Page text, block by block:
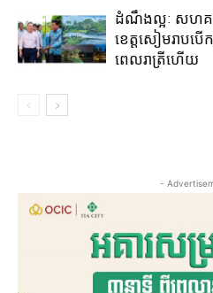
ដំណឹងល្អៈ សហគ
ខេត្តសៀមរាប​បើក​
ពេលរាត្រី​ហើយ​
-